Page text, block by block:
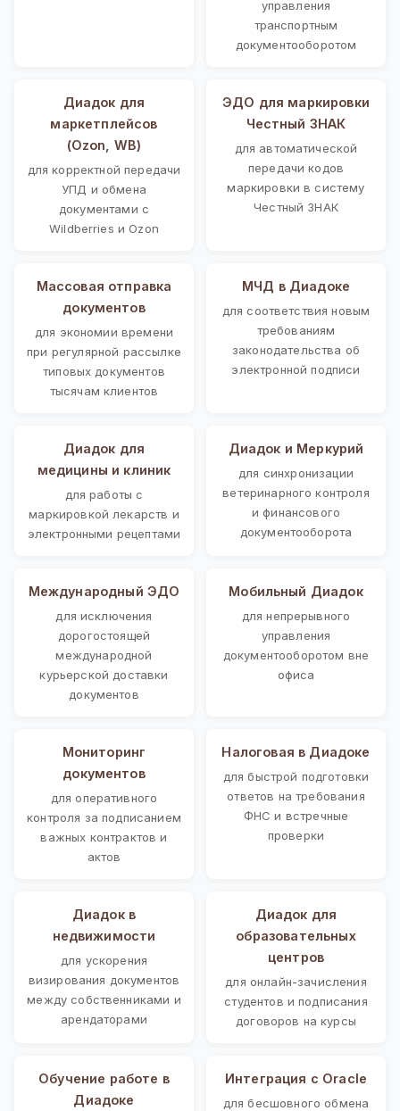
управления
транспортным
документооборотом
Диадок для
маркетплейсов
(Ozon, WB)
для корректной передачи
УПД и обмена
документами с
Wildberries и Ozon
ЭДО для маркировки
Честный ЗНАК
для автоматической
передачи кодов
маркировки в систему
Честный ЗНАК
Массовая отправка
документов
для экономии времени
при регулярной рассылке
типовых документов
тысячам клиентов
МЧД в Диадоке
для соответствия новым
требованиям
законодательства об
электронной подписи
Диадок для
медицины и клиник
для работы с
маркировкой лекарств и
электронными рецептами
Диадок и Меркурий
для синхронизации
ветеринарного контроля
и финансового
документооборота
Международный ЭДО
для исключения
дорогостоящей
международной
курьерской доставки
документов
Мобильный Диадок
для непрерывного
управления
документооборотом вне
офиса
Мониторинг
документов
для оперативного
контроля за подписанием
важных контрактов и
актов
Налоговая в Диадоке
для быстрой подготовки
ответов на требования
ФНС и встречные
проверки
Диадок в
недвижимости
для ускорения
визирования документов
между собственниками и
арендаторами
Диадок для
образовательных
центров
для онлайн-зачисления
студентов и подписания
договоров на курсы
Обучение работе в
Диадоке
Интеграция с Oracle
для бесшовного обмена